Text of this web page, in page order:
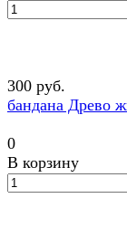
300 руб.
бандана Древо
0
В корзину